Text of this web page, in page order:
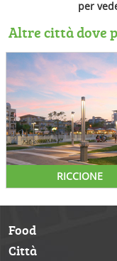
per
Altre città dove
RICCIONE
Food
Città